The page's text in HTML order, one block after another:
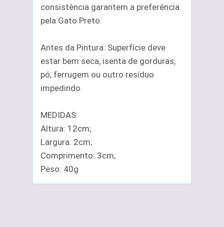
consistência garantem a preferência
pela Gato Preto.
Antes da Pintura: Superfície deve
estar bem seca, isenta de gorduras,
pó, ferrugem ou outro resíduo
impedindo.
MEDIDAS:
Altura: 12cm;
Largura: 2cm;
Comprimento: 3cm;
Peso: 40g